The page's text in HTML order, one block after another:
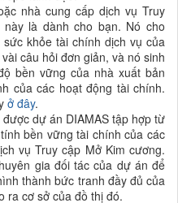
nhà cung cấp dịch vụ Truy
là dành cho bạn. Nó cho
khỏe tài chính dịch vụ của
câu hỏi đơn giản, và nó sinh
bền vững của nhà xuất bản
của các hoạt động tài chính.
ở đây.
dự án DIAMAS tập hợp từ
bền vững tài chính của các
vụ Truy cập Mở Kim cương.
gia đối tác của dự án để
thành bức tranh đầy đủ của
ra cơ sở của đồ thị đó.